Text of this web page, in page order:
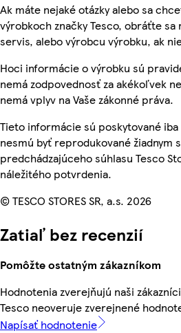
Ak máte nejaké otázky alebo sa
výrobkoch značky Tesco, obráťte sa
servis, alebo výrobcu výrobku, ak
Hoci informácie o výrobku sú
nemá zodpovednosť za akékoľvek
nemá vplyv na Vaše zákonné práva.
Tieto informácie sú poskytované
nesmú byť reprodukované žiadnym
predchádzajúceho súhlasu Tesco
náležitého potvrdenia.
© TESCO STORES SR, a.s. 2026
Zatiaľ bez recenzií
Pomôžte ostatným zákazníkom
Hodnotenia zverejňujú naši
Tesco neoveruje zverejnené
Napísať hodnotenie